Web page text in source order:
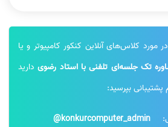
کلاس‌های آنلاین کنکور کامپیوتر و یا
تک جلسه‌ای تلفنی با استاد رضویدارید
پشتیبانی بپرسید:
konkurcomputer_admin@